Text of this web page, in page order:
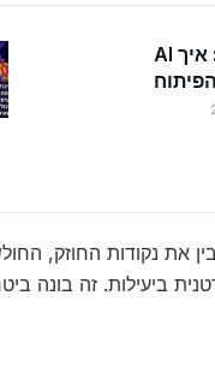
וייב קודינג: איך AI
את נקודות החוזק,
ביעילות. זה בונה